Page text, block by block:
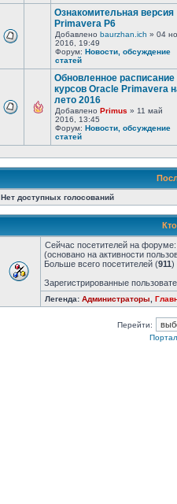
Ознакомительная версия
Primavera P6
Добавлено baurzhan.ich » 04
2016, 19:49
Форум: Новости, обсуждение
статей
Обновленное расписание
курсов Oracle Primavera
лето 2016
Добавлено Primus » 11 май
2016, 13:45
Форум: Новости, обсуждение
статей
Нет доступных голосований
Сейчас посетителей на
(основано на активности
Больше всего посетителей (911)
Зарегистрированные
Легенда: Администраторы
Перейти: